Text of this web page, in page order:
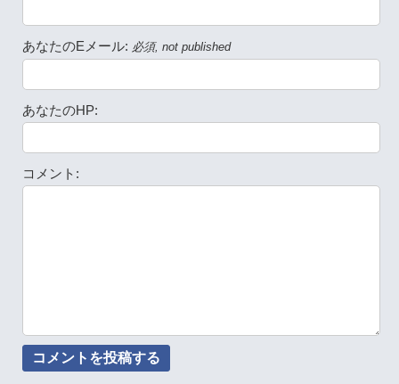
あなたのEメール: 必須, not published
あなたのHP:
コメント: